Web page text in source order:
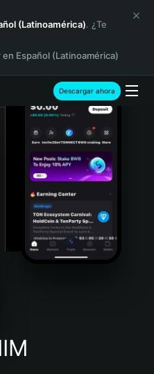
(Latinoamérica). ¿Te
Español (Latinoamérica)
Descargar ahora